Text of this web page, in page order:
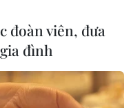
đoàn viên, đưa
đình